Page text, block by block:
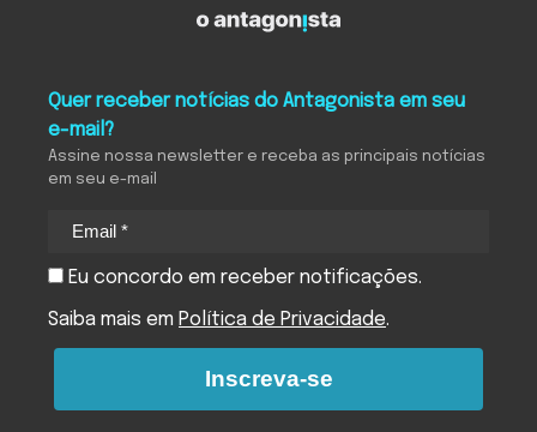
Quer receber notícias do Antagonista em seu
e-mail?
Assine nossa newsletter e receba as principais notícias
em seu e-mail
Eu concordo em receber notificações.
Saiba mais em Política de Privacidade.
Inscreva-se